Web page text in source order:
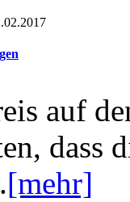
auf
dass
[mehr]